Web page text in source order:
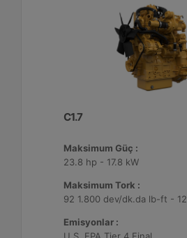
C1.7
Maksimum Güç :
23.8 hp - 17.8 kW
Maksimum Tork :
Emisyonlar :